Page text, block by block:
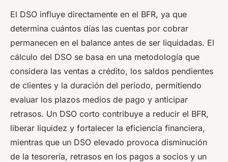
El DSO influye directamente en el BFR, ya que
determina cuántos días las cuentas por cobrar
permanecen en el balance antes de ser liquidadas. El
cálculo del DSO se basa en una metodología que
considera las ventas a crédito, los saldos pendientes
de clientes y la duración del período, permitiendo
evaluar los plazos medios de pago y anticipar
retrasos. Un DSO corto contribuye a reducir el BFR,
liberar liquidez y fortalecer la eficiencia financiera,
mientras que un DSO elevado provoca disminución
de la tesorería, retrasos en los pagos a socios y un